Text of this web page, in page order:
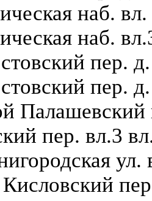
наб.
наб.
пер.
пер.
Палашевский
пер. вл.3
ул.